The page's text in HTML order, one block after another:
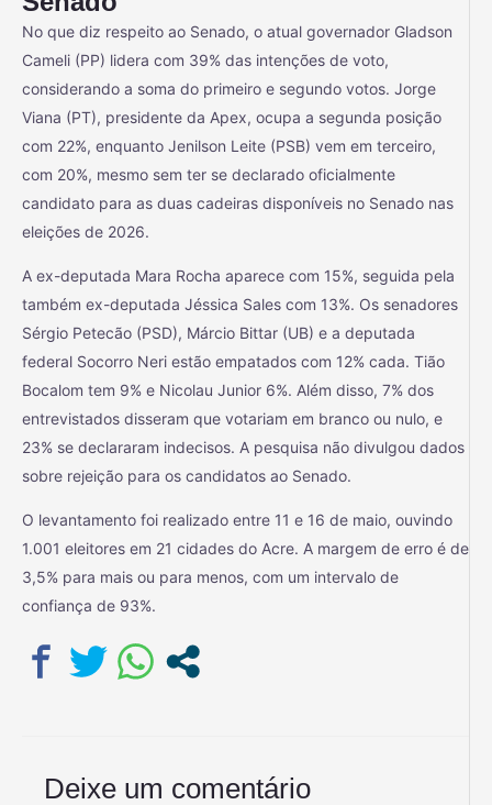
No que diz respeito ao Senado, o atual governador Gladson
Cameli (PP) lidera com 39% das intenções de voto,
considerando a soma do primeiro e segundo votos. Jorge
Viana (PT), presidente da Apex, ocupa a segunda posição
com 22%, enquanto Jenilson Leite (PSB) vem em terceiro,
com 20%, mesmo sem ter se declarado oficialmente
candidato para as duas cadeiras disponíveis no Senado nas
eleições de 2026.
A ex-deputada Mara Rocha aparece com 15%, seguida pela
também ex-deputada Jéssica Sales com 13%. Os senadores
Sérgio Petecão (PSD), Márcio Bittar (UB) e a deputada
federal Socorro Neri estão empatados com 12% cada. Tião
Bocalom tem 9% e Nicolau Junior 6%. Além disso, 7% dos
entrevistados disseram que votariam em branco ou nulo, e
23% se declararam indecisos. A pesquisa não divulgou dados
sobre rejeição para os candidatos ao Senado.
O levantamento foi realizado entre 11 e 16 de maio, ouvindo
1.001 eleitores em 21 cidades do Acre. A margem de erro é de
3,5% para mais ou para menos, com um intervalo de
confiança de 93%.
Deixe um comentário